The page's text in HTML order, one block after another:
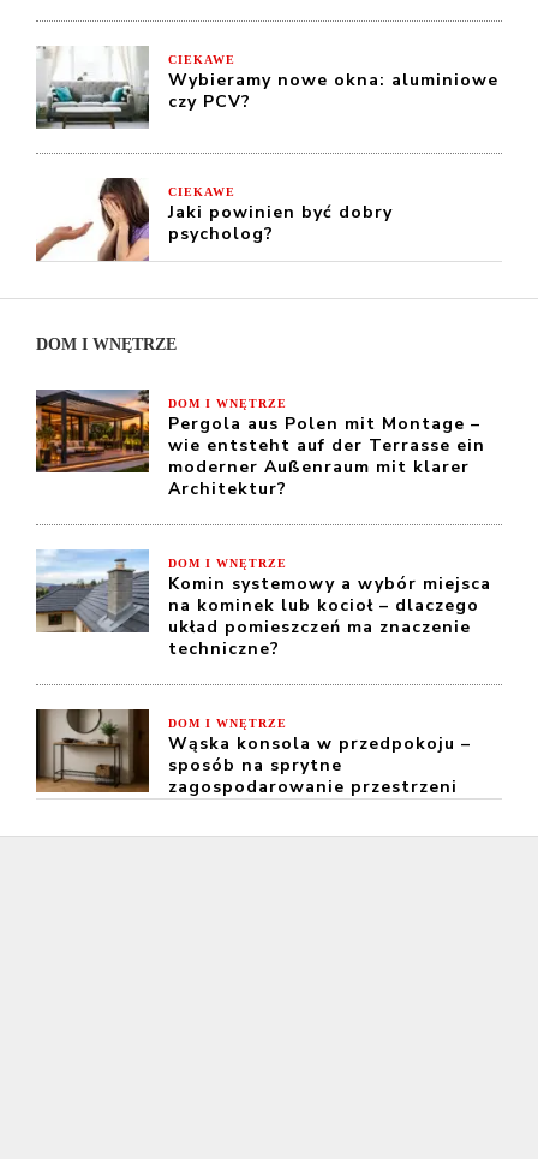
CIEKAWE
Wybieramy nowe okna: aluminiowe
czy PCV?
CIEKAWE
Jaki powinien być dobry
psycholog?
DOM I WNĘTRZE
DOM I WNĘTRZE
Pergola aus Polen mit Montage –
wie entsteht auf der Terrasse ein
moderner Außenraum mit klarer
Architektur?
DOM I WNĘTRZE
Komin systemowy a wybór miejsca
na kominek lub kocioł – dlaczego
układ pomieszczeń ma znaczenie
techniczne?
DOM I WNĘTRZE
Wąska konsola w przedpokoju –
sposób na sprytne
zagospodarowanie przestrzeni